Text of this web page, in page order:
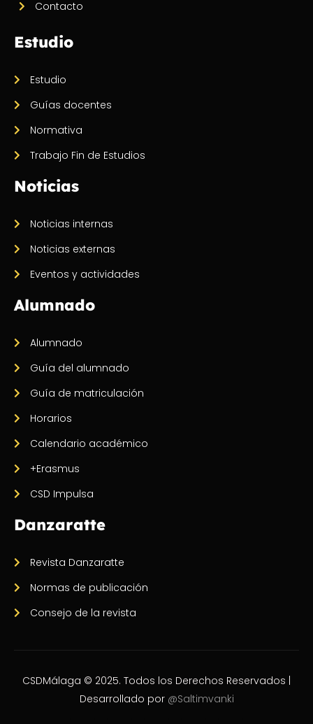
Contacto
Estudio
Estudio
Guías docentes
Normativa
Trabajo Fin de Estudios
Noticias
Noticias internas
Noticias externas
Eventos y actividades
Alumnado
Alumnado
Guía del alumnado
Guía de matriculación
Horarios
Calendario académico
+Erasmus
CSD Impulsa
Danzaratte
Revista Danzaratte
Normas de publicación
Consejo de la revista
CSDMálaga © 2025. Todos los Derechos Reservados |
Desarrollado por @Saltimvanki